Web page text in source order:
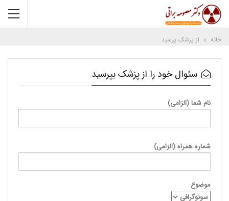
خانه از پزشک پرسید
سئوال خود را از پزشک بپرسید
نام شما (الزامی)
شماره همراه (الزامی)
موضوع